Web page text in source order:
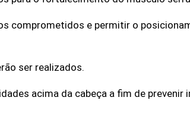
comprometidos e permitir o
ser realizados.
acima da cabeça a fim de